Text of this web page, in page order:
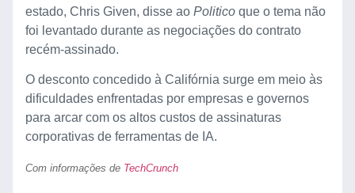
estado, Chris Given, disse ao Politico que o tema não
foi levantado durante as negociações do contrato
recém-assinado.
O desconto concedido à Califórnia surge em meio às
dificuldades enfrentadas por empresas e governos
para arcar com os altos custos de assinaturas
corporativas de ferramentas de IA.
Com informações de TechCrunch